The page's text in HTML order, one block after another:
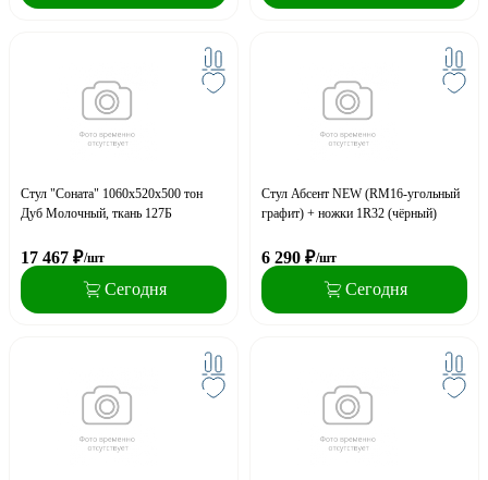
Стул "Соната" 1060х520х500 тон
Дуб Молочный, ткань 127Б
17 467 ₽/шт
Сегодня
Стул Абсент NEW (RM16-угольный
графит) + ножки 1R32 (чёрный)
6 290 ₽/шт
Сегодня